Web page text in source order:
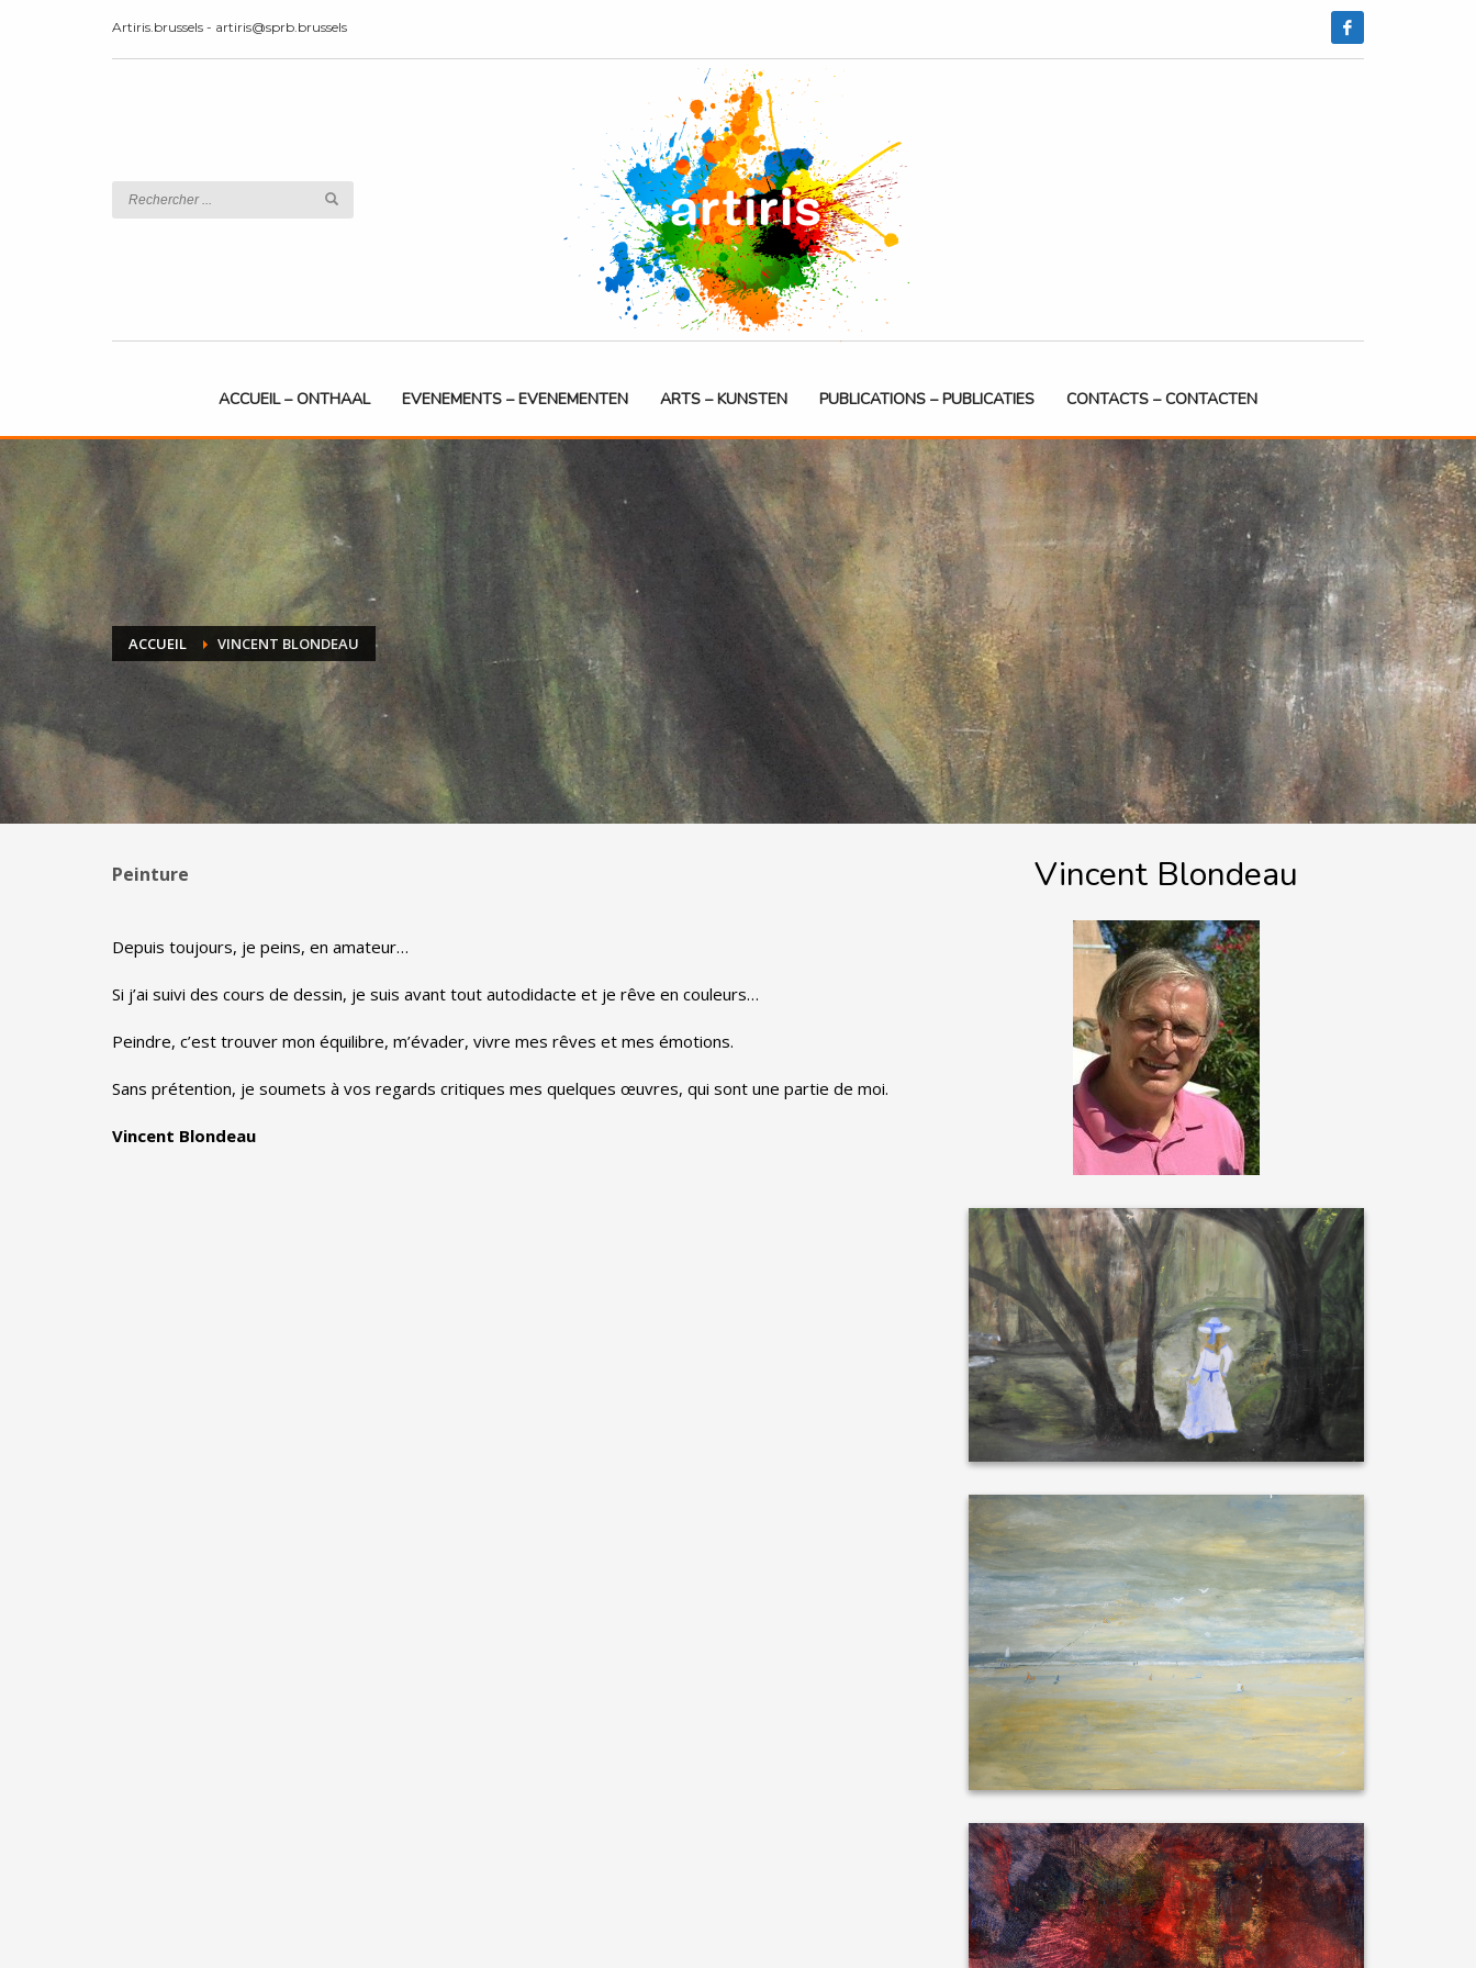
Artiris.brussels - artiris@sprb.brussels
ACCUEIL – ONTHAAL EVENEMENTS – EVENEMENTEN ARTS – KUNSTEN PUBLICATIONS – PUBLICATIES CONTACTS – CONTACTEN
ACCUEIL VINCENT BLONDEAU
Peinture
Depuis toujours, je peins, en amateur…
Si j’ai suivi des cours de dessin, je suis avant tout autodidacte et je rêve en couleurs…
Peindre, c’est trouver mon équilibre, m’évader, vivre mes rêves et mes émotions.
Sans prétention, je soumets à vos regards critiques mes quelques œuvres, qui sont une partie de moi.
Vincent Blondeau
Vincent Blondeau